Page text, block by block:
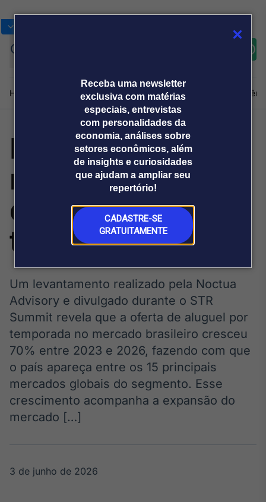
Receba uma newsletter
exclusiva com matérias
especiais, entrevistas
com personalidades da
economia, análises sobre
setores econômicos, além
de insights e curiosidades
que ajudam a ampliar seu
repertório!
CADASTRE-SE
GRATUITAMENTE
Home Produtos e soluçõesNotíciasBlogWeekend
Plataformas
Broadcast
Broadcast+
O mercado
financeiro em
tempo real
Broadcast
Agro
Tudo sobre o
agronegócio
Broadcast
Político
Os bastidores da
tempo real
Sobre nós Releases Broadcast
Prêmio Broadcast
Analistas
Prêmio Broadcast
Empresas
Agências de
comunicação
Releases
Hospitalidade
redefine aluguel
de luxo por
temporada
Um levantamento realizado pela Noctua
Advisory e divulgado durante o STR
Summit revela que a oferta de aluguel por
temporada no mercado brasileiro cresceu
70% entre 2023 e 2026, fazendo com que
o país apareça entre os 15 principais
mercados globais do segmento. Esse
crescimento acompanha a expansão do
mercado […]
3 de junho de 2026